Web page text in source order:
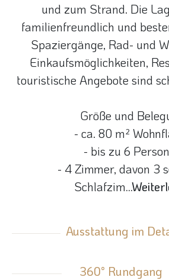
und zum Strand. Die
familienfreundlich und
Spaziergänge, Rad- und
Einkaufsmöglichkeiten,
touristische Angebote sind
Größe und
- ca. 80 m²
- bis zu 6
- 4 Zimmer, davon 3
Schlafzim
Ausstattung im
360° Rundgang